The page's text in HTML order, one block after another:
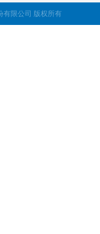
有限公司 版权所有